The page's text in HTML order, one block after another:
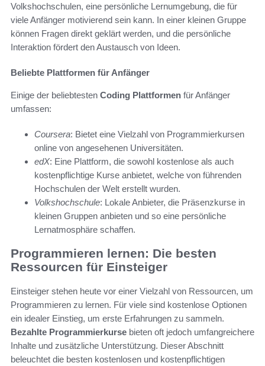
Volkshochschulen, eine persönliche Lernumgebung, die für
viele Anfänger motivierend sein kann. In einer kleinen Gruppe
können Fragen direkt geklärt werden, und die persönliche
Interaktion fördert den Austausch von Ideen.
Beliebte Plattformen für Anfänger
Einige der beliebtesten Coding Plattformen für Anfänger
umfassen:
Coursera: Bietet eine Vielzahl von Programmierkursen
online von angesehenen Universitäten.
edX: Eine Plattform, die sowohl kostenlose als auch
kostenpflichtige Kurse anbietet, welche von führenden
Hochschulen der Welt erstellt wurden.
Volkshochschule: Lokale Anbieter, die Präsenzkurse in
kleinen Gruppen anbieten und so eine persönliche
Lernatmosphäre schaffen.
Programmieren lernen: Die besten
Ressourcen für Einsteiger
Einsteiger stehen heute vor einer Vielzahl von Ressourcen, um
Programmieren zu lernen. Für viele sind kostenlose Optionen
ein idealer Einstieg, um erste Erfahrungen zu sammeln.
Bezahlte Programmierkurse bieten oft jedoch umfangreichere
Inhalte und zusätzliche Unterstützung. Dieser Abschnitt
beleuchtet die besten kostenlosen und kostenpflichtigen